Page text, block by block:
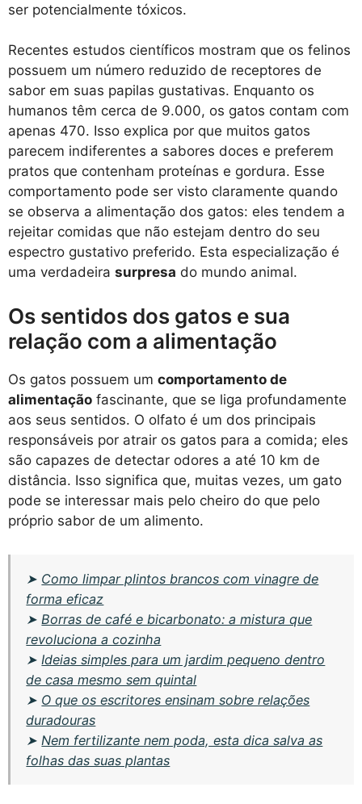
ser potencialmente tóxicos.
Recentes estudos científicos mostram que os felinos
possuem um número reduzido de receptores de
sabor em suas papilas gustativas. Enquanto os
humanos têm cerca de 9.000, os gatos contam com
apenas 470. Isso explica por que muitos gatos
parecem indiferentes a sabores doces e preferem
pratos que contenham proteínas e gordura. Esse
comportamento pode ser visto claramente quando
se observa a alimentação dos gatos: eles tendem a
rejeitar comidas que não estejam dentro do seu
espectro gustativo preferido. Esta especialização é
uma verdadeira surpresa do mundo animal.
Os sentidos dos gatos e sua
relação com a alimentação
Os gatos possuem um comportamento de
alimentação fascinante, que se liga profundamente
aos seus sentidos. O olfato é um dos principais
responsáveis por atrair os gatos para a comida; eles
são capazes de detectar odores a até 10 km de
distância. Isso significa que, muitas vezes, um gato
pode se interessar mais pelo cheiro do que pelo
próprio sabor de um alimento.
➤ Como limpar plintos brancos com vinagre de
forma eficaz
➤ Borras de café e bicarbonato: a mistura que
revoluciona a cozinha
➤ Ideias simples para um jardim pequeno dentro
de casa mesmo sem quintal
➤ O que os escritores ensinam sobre relações
duradouras
➤ Nem fertilizante nem poda, esta dica salva as
folhas das suas plantas